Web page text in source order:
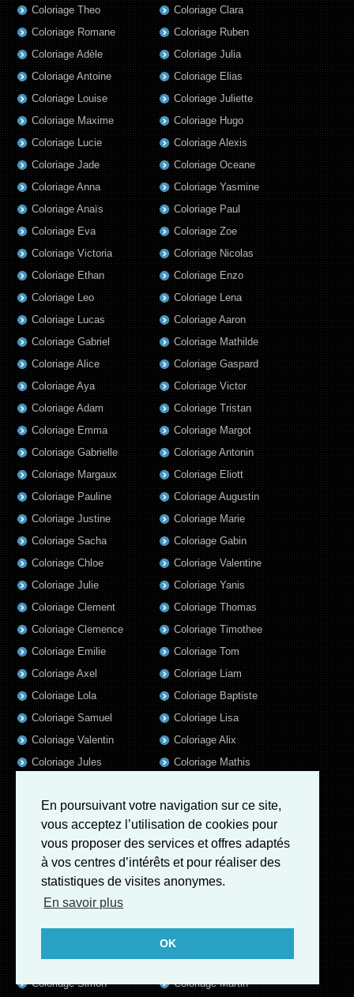
En poursuivant votre navigation sur ce site,
vous acceptez l’utilisation de cookies pour
vous proposer des services et offres adaptés
à vos centres d’intérêts et pour réaliser des
statistiques de visites anonymes.
En savoir plus
OK
Coloriage Theo
Coloriage Romane
Coloriage Adèle
Coloriage Antoine
Coloriage Louise
Coloriage Maxime
Coloriage Lucie
Coloriage Jade
Coloriage Anna
Coloriage Anaïs
Coloriage Eva
Coloriage Victoria
Coloriage Ethan
Coloriage Leo
Coloriage Lucas
Coloriage Gabriel
Coloriage Alice
Coloriage Aya
Coloriage Adam
Coloriage Emma
Coloriage Gabrielle
Coloriage Clara
Coloriage Ruben
Coloriage Julia
Coloriage Elias
Coloriage Juliette
Coloriage Hugo
Coloriage Alexis
Coloriage Oceane
Coloriage Yasmine
Coloriage Paul
Coloriage Zoe
Coloriage Nicolas
Coloriage Enzo
Coloriage Lena
Coloriage Aaron
Coloriage Mathilde
Coloriage Gaspard
Coloriage Victor
Coloriage Tristan
Coloriage Margot
Coloriage Antonin
Coloriage Margaux
Coloriage Pauline
Coloriage Justine
Coloriage Sacha
Coloriage Chloe
Coloriage Julie
Coloriage Clement
Coloriage Clemence
Coloriage Emilie
Coloriage Axel
Coloriage Lola
Coloriage Samuel
Coloriage Valentin
Coloriage Jules
Coloriage Elsa
Coloriage Mila
Coloriage Garance
Coloriage Eleonore
Coloriage Ava
Coloriage Simon
Coloriage Eliott
Coloriage Augustin
Coloriage Marie
Coloriage Gabin
Coloriage Valentine
Coloriage Yanis
Coloriage Thomas
Coloriage Timothee
Coloriage Tom
Coloriage Liam
Coloriage Baptiste
Coloriage Lisa
Coloriage Alix
Coloriage Mathis
Coloriage Luna
Coloriage Rose
Coloriage Jeanne
Coloriage Guillaume
Coloriage Matteo
Coloriage Ulysse
Coloriage Martin